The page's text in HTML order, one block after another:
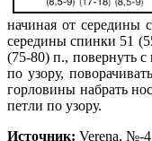
начиная от середины
середины спинки 51
(75-80) п., повернуть
по узору,
горловины набрать
петли по узору.
Источник: Verena, №-4